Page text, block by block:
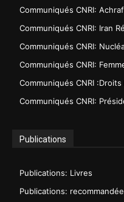
Communiqués CNRI: Achraf
Communiqués CNRI: Iran
Communiqués CNRI:
Communiqués CNRI:
Communiqués CNRI :Droits
Communiqués CNRI:
Publications
Publications: Livres
Publications: